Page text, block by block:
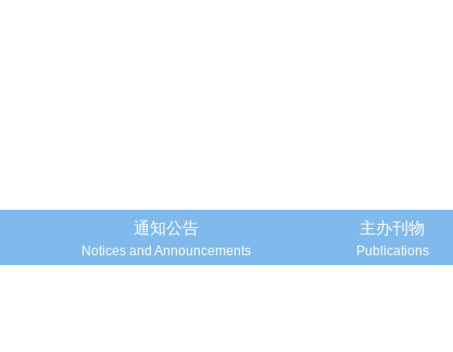
通知公告
Notices and Announcements
主办刊物
Publications